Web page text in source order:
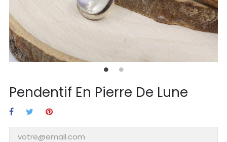
Pendentif En Pierre De Lune